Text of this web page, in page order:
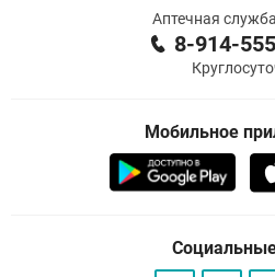
Аптечная
8-914-
Мобильное